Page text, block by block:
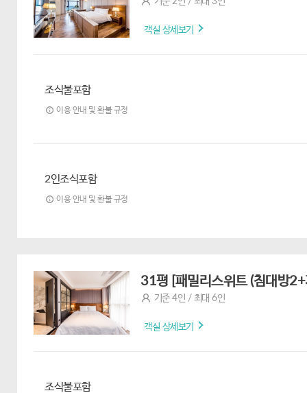
객실 상세보기
조식불포함
이용 안내 및 환불 규정
2인조식포함
이용 안내 및 환불 규정
31평 [패밀리스위트 (침대방
기준 4인 / 최대 6인
객실 상세보기
조식불포함